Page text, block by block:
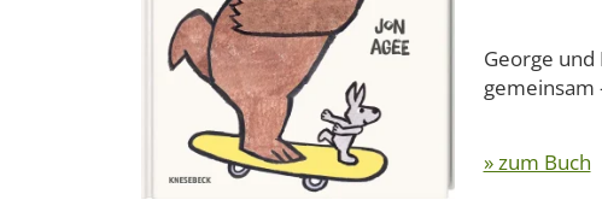
George
gemeinsam
» zum Buch